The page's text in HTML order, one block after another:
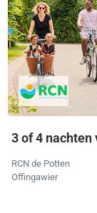
3 of 4
RCN de Potten
Offingawier